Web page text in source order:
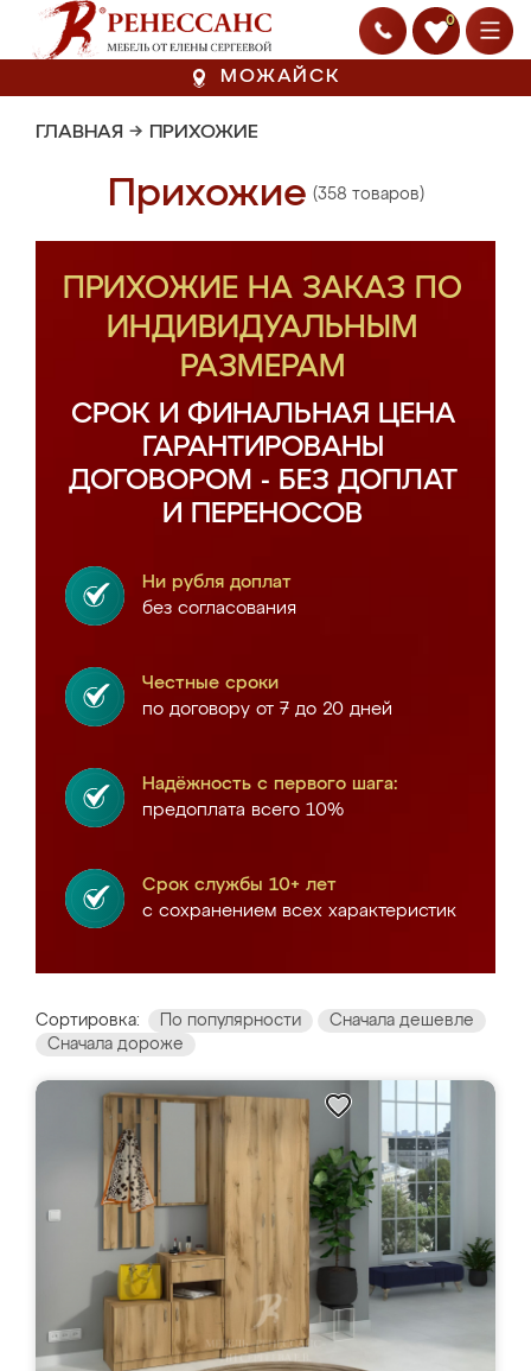
0
МОЖАЙСК
ГЛАВНАЯ → ПРИХОЖИЕ
Прихожие (358 товаров)
ПРИХОЖИЕ НА ЗАКАЗ ПО
ИНДИВИДУАЛЬНЫМ
РАЗМЕРАМ
СРОК И ФИНАЛЬНАЯ ЦЕНА
ГАРАНТИРОВАНЫ
ДОГОВОРОМ - БЕЗ ДОПЛАТ
И ПЕРЕНОСОВ
Ни рубля доплат
без согласования
Честные сроки
по договору от 7 до 20 дней
Надёжность с первого шага:
предоплата всего 10%
Срок службы 10+ лет
с сохранением всех характеристик
Сортировка: По популярности
Сначала дешевле
Сначала дороже